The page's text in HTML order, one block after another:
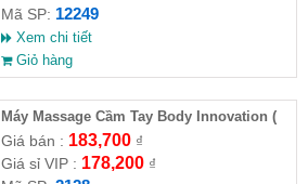
Mã SP: 12249
Xem chi tiết
Giỏ hàng
Máy Massage Cầm Tay Body Innovation (
HĐ )
Giá bán : 183,700₫
Giá sỉ VIP : 178,200₫